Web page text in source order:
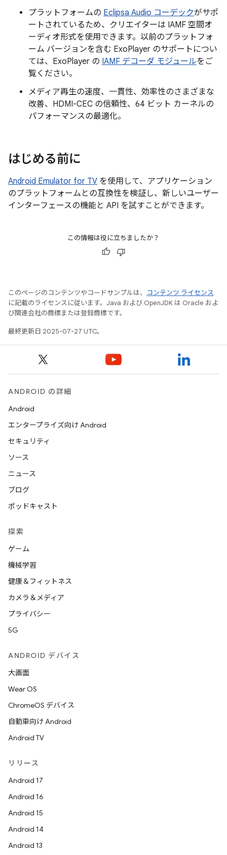
プラットフォームの Eclipsa Audio コーデックがサポ
ートされているため、クリエイターは IAMF 空間オ
ーディオ形式を使用できます。以前のプラットフォ
ーム バージョンを含む ExoPlayer のサポートについ
ては、ExoPlayer の IAMF デコーダ モジュールをご
覧ください。
メディア再生の速度、一貫性、効率性のさまざまな
改善、HDMI-CEC の信頼性、64 ビット カーネルの
パフォーマンスの最適化。
はじめる前に
Android Emulator for TV を使用して、アプリケーション
のプラットフォームとの互換性を検証し、新しいユーザー
インターフェースの機能と API を試すことができます。
この情報は役に立ちましたか？
このページのコンテンツやコードサンプルは、
コンテンツ ライセンス
に記載のライセンスに従います。Java および OpenJDK は Oracle およ
び関連会社の商標または登録商標です。
最終更新日 2025-07-27 UTC。
ANDROID の詳細
Android
エンタープライズ向け Android
セキュリティ
ソース
ニュース
ブログ
ポッドキャスト
探索
ゲーム
機械学習
健康＆フィットネス
カメラ＆メディア
プライバシー
5G
ANDROID デバイス
大画面
Wear OS
ChromeOS デバイス
自動車向け Android
Android TV
リリース
Android 17
Android 16
Android 15
Android 14
Android 13